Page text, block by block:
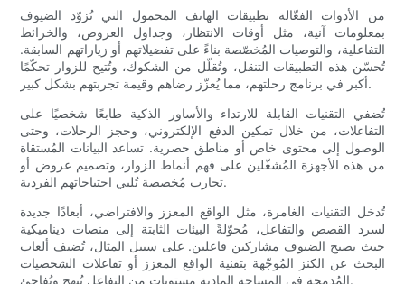
من الأدوات الفعّالة تطبيقات الهاتف المحمول التي تُزوّد ​​الضيوف
بمعلومات آنية، مثل أوقات الانتظار، وجداول العروض، والخرائط
التفاعلية، والتوصيات المُخصّصة بناءً على تفضيلاتهم أو زياراتهم السابقة.
تُحسّن هذه التطبيقات التنقل، وتُقلّل من الشكوك، وتُتيح للزوار تحكّمًا
أكبر في برنامج رحلتهم، مما يُعزّز رضاهم وقيمة تجربتهم بشكل كبير.
تُضفي التقنيات القابلة للارتداء والأساور الذكية طابعًا شخصيًا على
التفاعلات، من خلال تمكين الدفع الإلكتروني، وحجز الرحلات، وحتى
الوصول إلى محتوى خاص أو مناطق حصرية. تساعد البيانات المُستقاة
من هذه الأجهزة المُشغّلين على فهم أنماط الزوار، وتصميم عروض أو
تجارب مُخصصة تُلبي احتياجاتهم الفردية.
تُدخل التقنيات الغامرة، مثل الواقع المعزز والافتراضي، أبعادًا جديدة
لسرد القصص والتفاعل، مُحوّلةً البيئات الثابتة إلى منصات ديناميكية
حيث يصبح الضيوف مشاركين فاعلين. على سبيل المثال، تُضيف ألعاب
البحث عن الكنز المُوجّهة بتقنية الواقع المعزز أو تفاعلات الشخصيات
المُدمجة في المساحة المادية مستوياتٍ من التفاعل تُبهج وتُفاجئ.